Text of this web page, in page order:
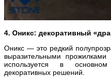
4. Оникс: декоративный
Оникс — это редкий
выразительными
используется в
декоративных решений.